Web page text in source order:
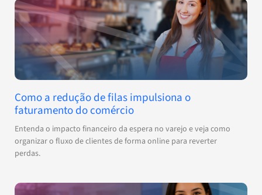
Como a redução de filas impulsiona o
faturamento do comércio
Entenda o impacto financeiro da espera no varejo e veja como
organizar o fluxo de clientes de forma online para reverter
perdas.